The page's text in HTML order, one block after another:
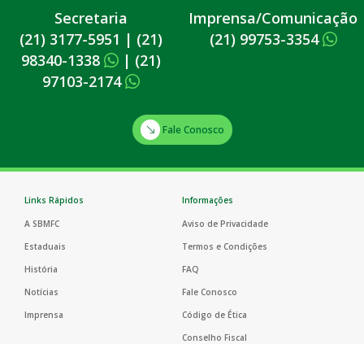
Secretaria
(21) 3177-5951 | (21)
98340-1338
| (21)
97103-2174
Imprensa/Comunicação
(21) 99753-3354
Fale Conosco
Links Rápidos
A SBMFC
Estaduais
História
Notícias
Imprensa
Informações
Aviso de Privacidade
Termos e Condições
FAQ
Fale Conosco
Código de Ética
Conselho Fiscal